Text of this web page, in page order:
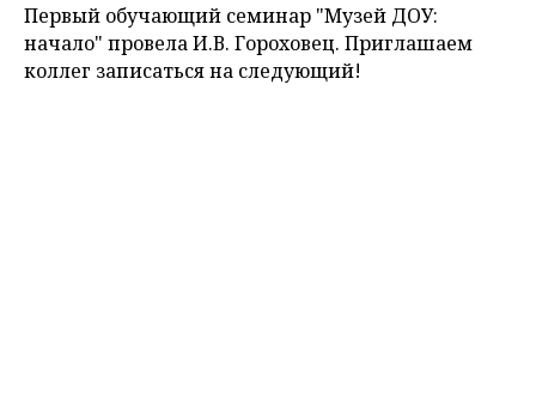
Первый обучающий семинар "Музей ДОУ:
начало" провела И.В. Гороховец. Приглашаем
коллег записаться на следующий!